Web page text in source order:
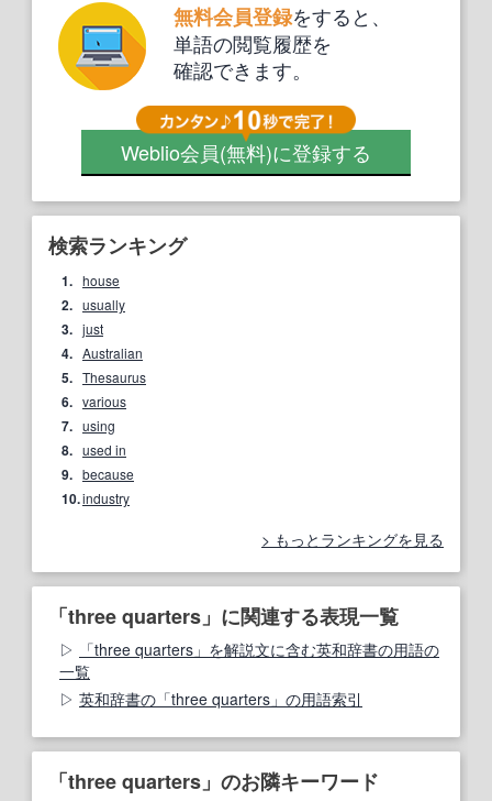
無料会員登録をすると、
単語の閲覧履歴を
確認できます。
Weblio会員(無料)に登録する
検索ランキング
1. house
2. usually
3. just
4. Australian
5. Thesaurus
6. various
7. using
8. used in
9. because
10.industry
もっとランキングを見る
「three quarters」に関連する表現一覧
「three quarters」を解説文に含む英和辞書の用語の
一覧
英和辞書の「three quarters」の用語索引
「three quarters」のお隣キーワード